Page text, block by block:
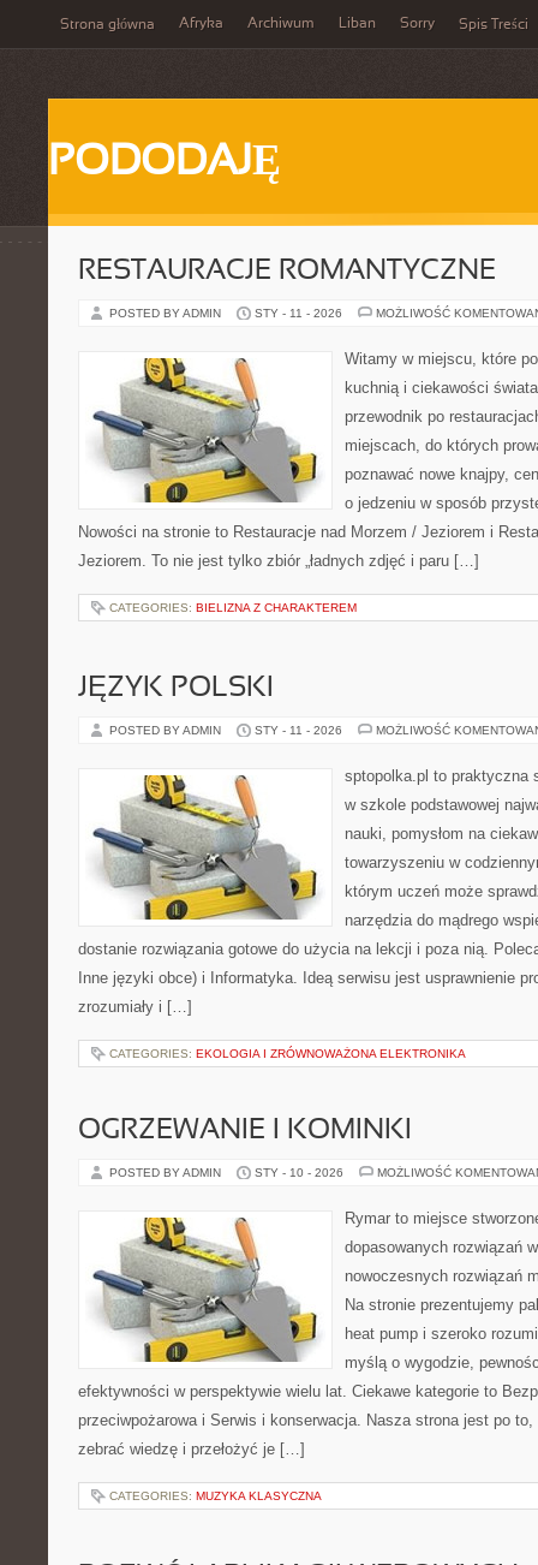
Strona główna Afryka Archiwum Liban Sorry Spis Treści
PODODAJĘ
RESTAURACJE ROMANTYCZNE
POSTED BY ADMIN STY - 11 - 2026 MOŻLIWOŚĆ
Witamy w miejscu, które
kuchnią i ciekawości
przewodnik po
miejscach, do których
poznawać nowe knajpy,
o jedzeniu w sposób
Nowości na stronie to Restauracje nad Morzem / Jeziorem i
Jeziorem. To nie jest tylko zbiór „ładnych zdjęć i paru […]
CATEGORIES: BIELIZNA Z CHARAKTEREM
JĘZYK POLSKI
POSTED BY ADMIN STY - 11 - 2026 MOŻLIWOŚĆ
sptopolka.pl to praktyczna
w szkole podstawowej
nauki, pomysłom na
towarzyszeniu w
którym uczeń może
narzędzia do mądrego
dostanie rozwiązania gotowe do użycia na lekcji i poza nią.
Inne języki obce) i Informatyka. Ideą serwisu jest usprawnienie
zrozumiały i […]
CATEGORIES: EKOLOGIA I ZRÓWNOWAŻONA ELEKTRONIKA
OGRZEWANIE I KOMINKI
POSTED BY ADMIN STY - 10 - 2026 MOŻLIWOŚĆ
Rymar to miejsce
dopasowanych rozwiązań
nowoczesnych rozwiązań
Na stronie prezentujemy
heat pump i szeroko
myślą o wygodzie,
efektywności w perspektywie wielu lat. Ciekawe kategorie to
przeciwpożarowa i Serwis i konserwacja. Nasza strona jest po
zebrać wiedzę i przełożyć je […]
CATEGORIES: MUZYKA KLASYCZNA